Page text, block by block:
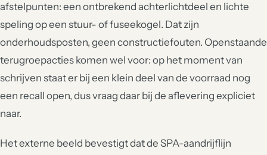
afstelpunten: een ontbrekend achterlichtdeel en lichte
speling op een stuur- of fuseekogel. Dat zijn
onderhoudsposten, geen constructiefouten. Openstaande
terugroepacties komen wel voor: op het moment van
schrijven staat er bij een klein deel van de voorraad nog
een recall open, dus vraag daar bij de aflevering expliciet
naar.
Het externe beeld bevestigt dat de SPA-aandrijflijn